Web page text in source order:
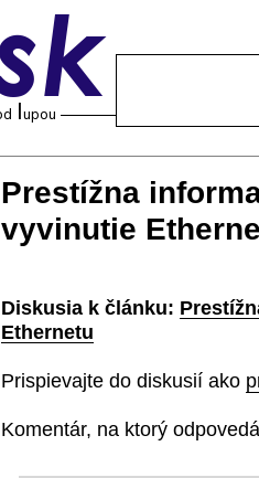
Prestížna
vyvinutie
Diskusia k článku:
Ethernetu
Prispievajte do diskusií ako
Komentár, na ktorý